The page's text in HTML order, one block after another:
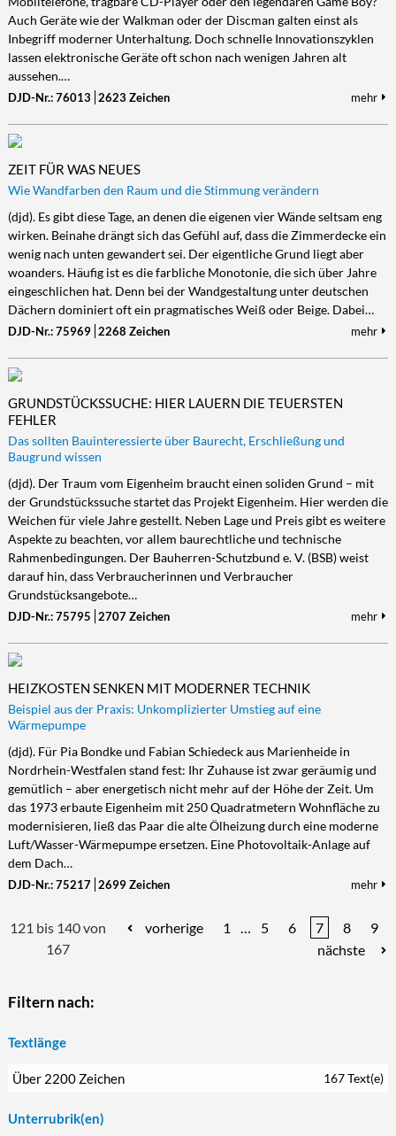
Auch Geräte wie der Walkman oder der Discman galten einst als
Inbegriff moderner Unterhaltung. Doch schnelle Innovationszyklen
lassen elektronische Geräte oft schon nach wenigen Jahren alt
aussehen.…
DJD-Nr.: 76013 2623 Zeichen mehr
ZEIT FÜR WAS NEUES
Wie Wandfarben den Raum und die Stimmung verändern
(djd). Es gibt diese Tage, an denen die eigenen vier Wände seltsam eng
wirken. Beinahe drängt sich das Gefühl auf, dass die Zimmerdecke ein
wenig nach unten gewandert sei. Der eigentliche Grund liegt aber
woanders. Häufig ist es die farbliche Monotonie, die sich über Jahre
eingeschlichen hat. Denn bei der Wandgestaltung unter deutschen
Dächern dominiert oft ein pragmatisches Weiß oder Beige. Dabei…
DJD-Nr.: 75969 2268 Zeichen mehr
GRUNDSTÜCKSSUCHE: HIER LAUERN DIE TEUERSTEN
FEHLER
Das sollten Bauinteressierte über Baurecht, Erschließung und
Baugrund wissen
(djd). Der Traum vom Eigenheim braucht einen soliden Grund – mit
der Grundstückssuche startet das Projekt Eigenheim. Hier werden die
Weichen für viele Jahre gestellt. Neben Lage und Preis gibt es weitere
Aspekte zu beachten, vor allem baurechtliche und technische
Rahmenbedingungen. Der Bauherren-Schutzbund e. V. (BSB) weist
darauf hin, dass Verbraucherinnen und Verbraucher
Grundstücksangebote…
DJD-Nr.: 75795 2707 Zeichen mehr
HEIZKOSTEN SENKEN MIT MODERNER TECHNIK
Beispiel aus der Praxis: Unkomplizierter Umstieg auf eine
Wärmepumpe
(djd). Für Pia Bondke und Fabian Schiedeck aus Marienheide in
Nordrhein-Westfalen stand fest: Ihr Zuhause ist zwar geräumig und
gemütlich – aber energetisch nicht mehr auf der Höhe der Zeit. Um
das 1973 erbaute Eigenheim mit 250 Quadratmetern Wohnfläche zu
modernisieren, ließ das Paar die alte Ölheizung durch eine moderne
Luft/Wasser-Wärmepumpe ersetzen. Eine Photovoltaik-Anlage auf
dem Dach…
DJD-Nr.: 75217 2699 Zeichen mehr
121 bis 140 von
167
vorherige 1 … 5 6 7 8
9
nächste
Filtern nach:
Textlänge
Über 2200 Zeichen 167 Text(e)
Unterrubrik(en)